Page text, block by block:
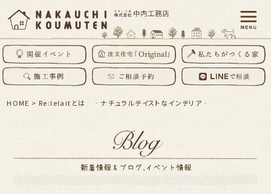
HOME > Re:lelaitとは ‐ナチュラルテイストなインテリア‐